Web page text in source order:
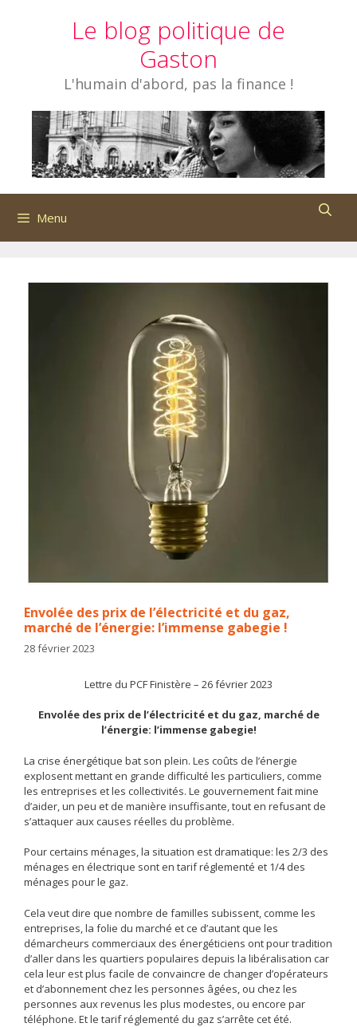
Le blog politique de
Gaston
L'humain d'abord, pas la finance !
Menu
Envolée des prix de l’électricité et du gaz,
marché de l’énergie: l’immense gabegie !
28 février 2023
Lettre du PCF Finistère – 26 février 2023
Envolée des prix de l’électricité et du gaz, marché de
l’énergie: l’immense gabegie!
La crise énergétique bat son plein. Les coûts de l’énergie
explosent mettant en grande difficulté les particuliers, comme
les entreprises et les collectivités. Le gouvernement fait mine
d’aider, un peu et de manière insuffisante, tout en refusant de
s’attaquer aux causes réelles du problème.
Pour certains ménages, la situation est dramatique: les 2/3 des
ménages en électrique sont en tarif réglementé et 1/4 des
ménages pour le gaz.
Cela veut dire que nombre de familles subissent, comme les
entreprises, la folie du marché et ce d’autant que les
démarcheurs commerciaux des énergéticiens ont pour tradition
d’aller dans les quartiers populaires depuis la libéralisation car
cela leur est plus facile de convaincre de changer d’opérateurs
et d’abonnement chez les personnes âgées, ou chez les
personnes aux revenus les plus modestes, ou encore par
téléphone. Et le tarif réglementé du gaz s’arrête cet été.